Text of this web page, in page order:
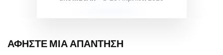
ΑΦΉΣΤΕ ΜΙΑ ΑΠΆΝΤΗΣΗ